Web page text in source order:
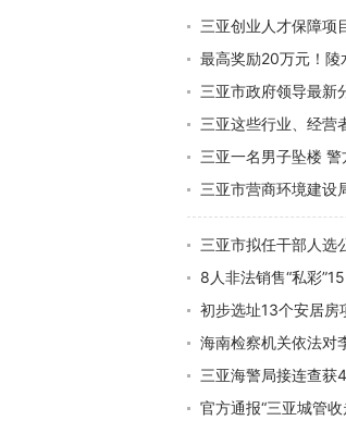
三亚创业人才保障项
最高奖励20万元！陵
三亚市政府领导最新
三亚这些行业、经营
三亚一名男子坠楼
三亚市营商环境建设
三亚市拟任干部人选
8人非法销售“私彩
初步选址13个安居
海南检察机关依法对
三亚海警局接连查获
官方通报“三亚城管